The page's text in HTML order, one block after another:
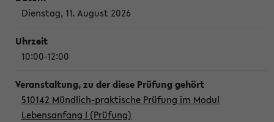
Dienstag, 11. August 2026
10:00-12:00
510142 Mündlich-praktische Prüfung im Modul
Lebensanfang I (Prüfung)